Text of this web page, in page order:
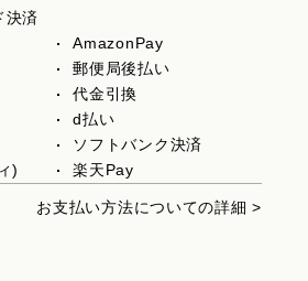
決済
AmazonPay
郵便局後払い
代金引換
d払い
ソフトバンク決済
)
楽天Pay
お支払い方法についての詳細 >